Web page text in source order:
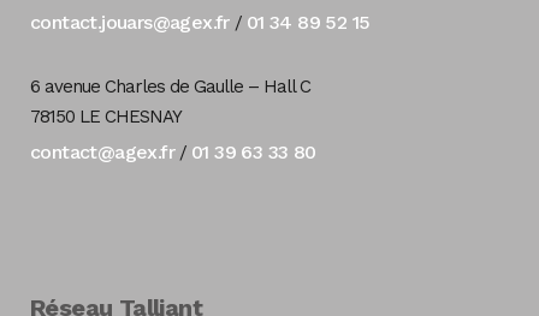
contact.jouars@agex.fr/ 01 34 89 52 15
6 avenue Charles de Gaulle – Hall C
78150 LE CHESNAY
contact@agex.fr/ 01 39 63 33 80
Réseau Talliant